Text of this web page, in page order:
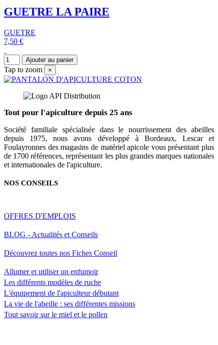
GUETRE LA PAIRE
GUETRE
7,50 €
Ajouter au panier
Tap to zoom ×
Tout pour l'apiculture depuis 25 ans
Société familiale spécialisée dans le nourrissement des abeilles
depuis 1975, nous avons développé à Bordeaux, Lescar et
Foulayronnes des magasins de matériel apicole vous présentant plus
de 1700 références, représentant les plus grandes marques nationales
et internationales de l'apiculture.
NOS CONSEILS
OFFRES D'EMPLOIS
BLOG - Actualités et Conseils
Découvrez toutes nos Fiches Conseil
Allumer et utiliser un enfumoir
Les différents modèles de ruche
L'équipement de l'apiculteur débutant
La vie de l'abeille : ses différentes missions
Tout savoir sur le miel et le pollen